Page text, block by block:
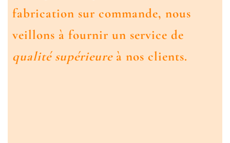
fabrication sur commande, nous
veillons à fournir un service de
qualité supérieureà nos clients.